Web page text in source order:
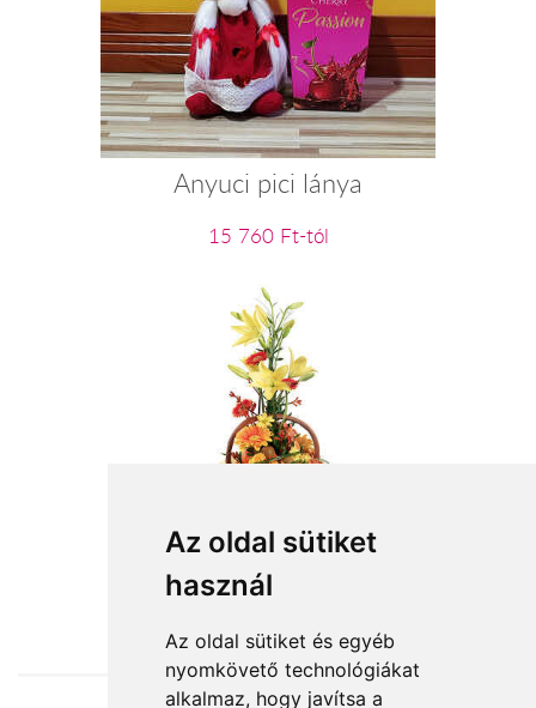
Az oldal sütiket
használ
Az oldal sütiket és egyéb
nyomkövető technológiákat
alkalmaz, hogy javítsa a
Anyuci pici lánya
15 760 Ft-tól
Gyümölcs és virágkosár
36 000 Ft-tól